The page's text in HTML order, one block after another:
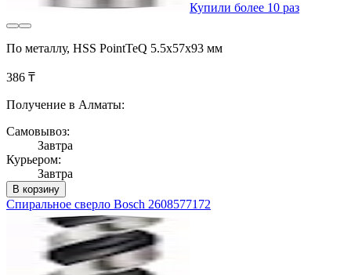
Купили более 10 раз
По металлу, HSS PointTeQ 5.5x57x93 мм
386 ₸
Получение в Алматы:
Самовывоз:
Завтра
Курьером:
Завтра
В корзину
Спиральное сверло Bosch 2608577172